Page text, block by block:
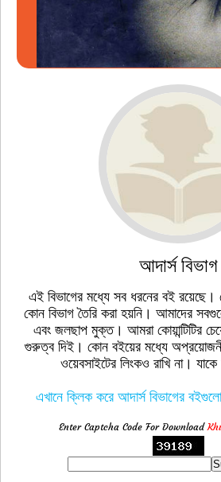
আদার্স বিভাগ
এই বিভাগের মধ্যে সব ধরনের বই
কোন বিভাগ তৈরি করা হয়নি। আমাদের
এবং জলছাপ মুক্ত। আমরা কোয়ান্টিটির
গুরুত্ব দিই। কোন বইয়ের মধ্যে
ওয়েবসাইটের লিংকও রাখি না।
এখানে ক্লিক করে আদার্স বিভাগের
Enter Captcha Code For Download